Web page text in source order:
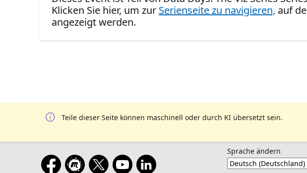
Klicken Sie hier, um zur Serienseite zu navigieren, auf
angezeigt werden.
Teile dieser Seite können maschinell oder durch KI übersetzt sein.
Sprache ändern